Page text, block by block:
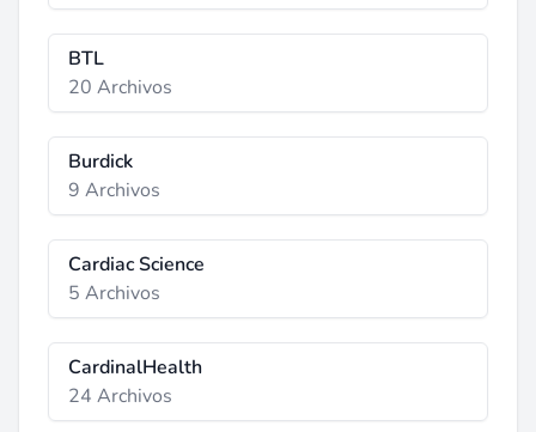
BTL
20 Archivos
Burdick
9 Archivos
Cardiac Science
5 Archivos
CardinalHealth
24 Archivos